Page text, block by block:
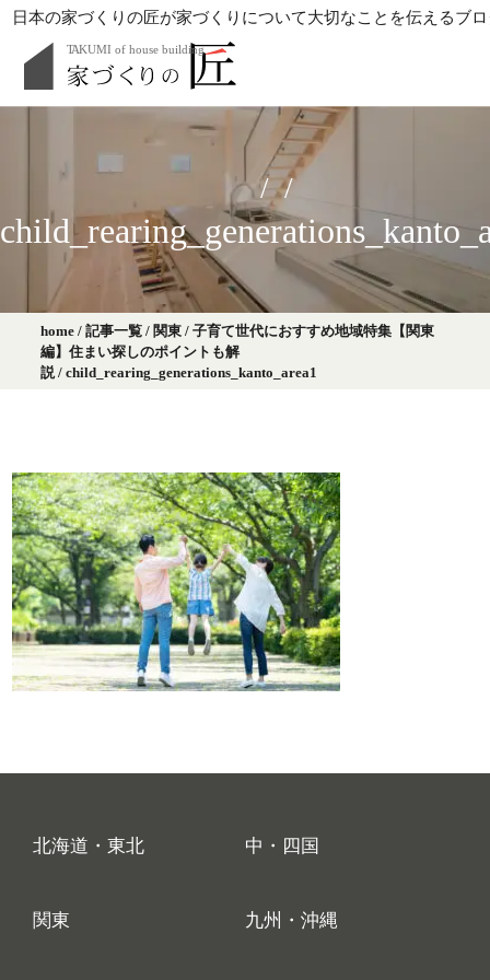
日本の家づくりの匠が家づくりについて大切なことを伝えるブ
home/ 記事一覧/ 関東/ 子育て世代におすすめ地域特集【関東
編】住まい探しのポイントも解
説/ child_rearing_generations_kanto_area1
北海道・東北 中・四国
関東 九州・沖縄